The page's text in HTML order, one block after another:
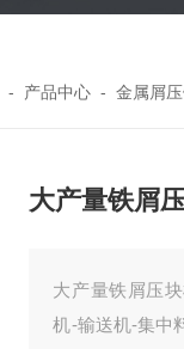
- 产品中心 -金属屑
大产量铁屑
大产量铁屑压
机-输送机-集中